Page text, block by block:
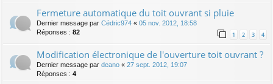
Fermeture automatique du toit ouvrant si pluie
Dernier message par Cédric974 « 05 nov. 2012, 18:58
Réponses : 82 1 2 3 4
Modification électronique de l'ouverture toit ouvrant ?
Dernier message par deano « 27 sept. 2012, 19:07
Réponses : 4